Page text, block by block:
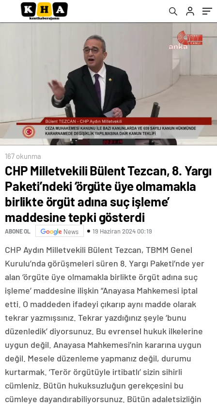
örgüt adına suç işleme’ maddesine tepki
gösterdi
167 okunma
CHP Milletvekili Bülent Tezcan, 8. Yargı
Paketi’ndeki ‘örgüte üye olmamakla
birlikte örgüt adına suç işleme’
maddesine tepki gösterdi
ABONE OL News 19 Haziran 2024 00:19
CHP Aydın Milletvekili Bülent Tezcan, TBMM Genel
Kurulu’nda görüşmeleri süren 8. Yargı Paketi’nde yer
alan ‘örgüte üye olmamakla birlikte örgüt adına suç
işleme’ maddesine ilişkin “Anayasa Mahkemesi iptal
etti. O maddeden ifadeyi çıkarıp aynı madde olarak
tekrar yazmışsınız. Tekrar yazdığınız şeyle ‘bunu
düzenledik’ diyorsunuz. Bu evrensel hukuk ilkelerine
uygun değil. Anayasa Mahkemesi’nin kararına uygun
değil. Mesele düzenleme yapmanız değil, durumu
kurtarmak. ‘Terör örgütüyle irtibatlı’ sizin sihirli
cümleniz. Bütün hukuksuzluğun gerekçesini bu
cümleye dayandırabiliyorsunuz. Bütün adaletsizliğin